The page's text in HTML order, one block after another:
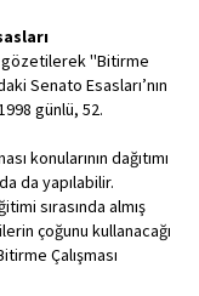
gözetilerek ''Bitirme
Senato Esasları’nın
günlü, 52.
konularının dağıtımı
da yapılabilir.
sırasında almış
çoğunu kullanacağı
Çalışması